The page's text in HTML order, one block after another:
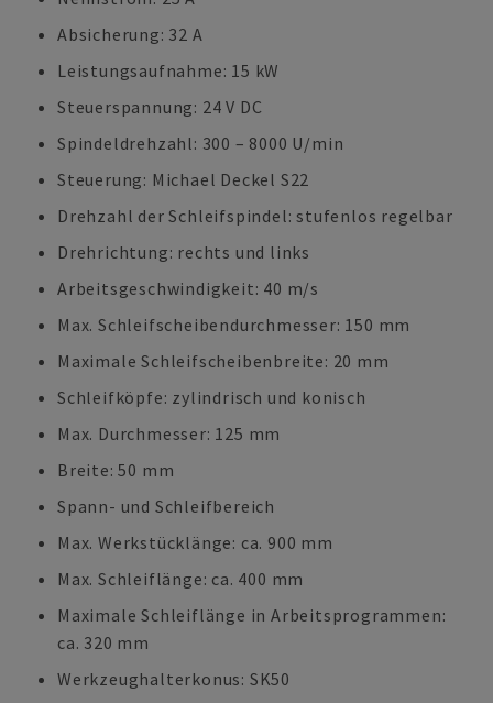
Absicherung: 32 A
Leistungsaufnahme: 15 kW
Steuerspannung: 24 V DC
Spindeldrehzahl: 300 – 8000 U/min
Steuerung: Michael Deckel S22
Drehzahl der Schleifspindel: stufenlos regelbar
Drehrichtung: rechts und links
Arbeitsgeschwindigkeit: 40 m/s
Max. Schleifscheibendurchmesser: 150 mm
Maximale Schleifscheibenbreite: 20 mm
Schleifköpfe: zylindrisch und konisch
Max. Durchmesser: 125 mm
Breite: 50 mm
Spann- und Schleifbereich
Max. Werkstücklänge: ca. 900 mm
Max. Schleiflänge: ca. 400 mm
Maximale Schleiflänge in Arbeitsprogrammen:
ca. 320 mm
Werkzeughalterkonus: SK50